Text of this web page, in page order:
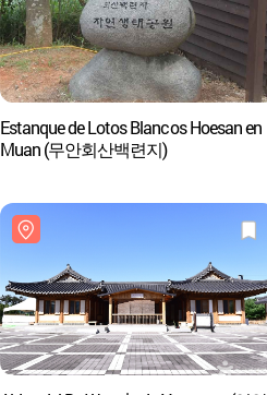
Estanque de Lotos Blancos Hoesan en
Muan (무안회산백련지)